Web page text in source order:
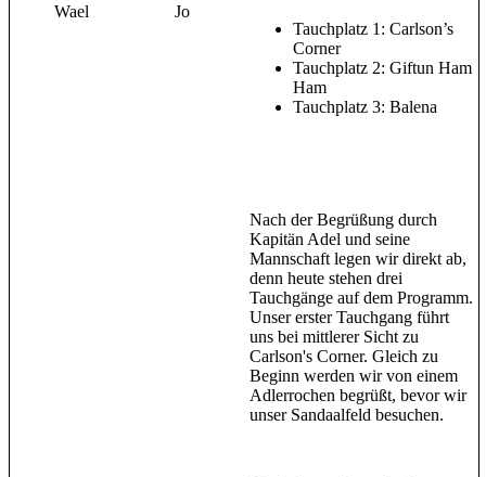
Wael Jo
Tauchplatz 1: Carlson’s
Corner
Tauchplatz 2: Giftun Ham
Ham
Tauchplatz 3: Balena
Nach der Begrüßung durch
Kapitän Adel und seine
Mannschaft legen wir direkt ab,
denn heute stehen drei
Tauchgänge auf dem Programm.
Unser erster Tauchgang führt
uns bei mittlerer Sicht zu
Carlson's Corner. Gleich zu
Beginn werden wir von einem
Adlerrochen begrüßt, bevor wir
unser Sandaalfeld besuchen.